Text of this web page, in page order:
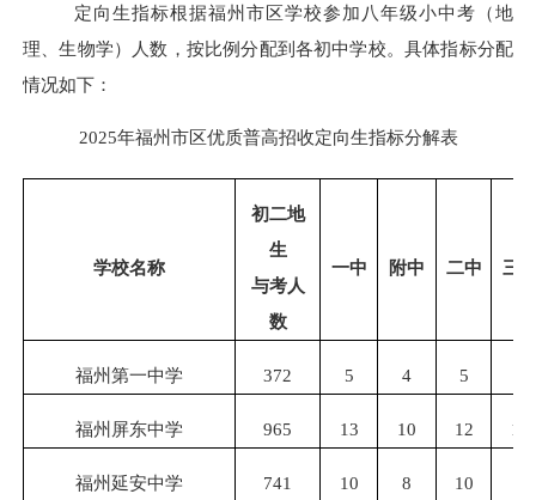
定向生指标根据福州市区学校参加八年级小中考（地
理、生物学）人数，按比例分配到各初中学校。具体指标分配
情况如下：
2025年福州市区优质普高招收定向生指标分解表
学校名称
初二地
生
与考人
数
一中 附中 二中 三
福州第一中学 372 5 4 5
福州屏东中学 965 13 10 12 10
福州延安中学 741 10 8 10